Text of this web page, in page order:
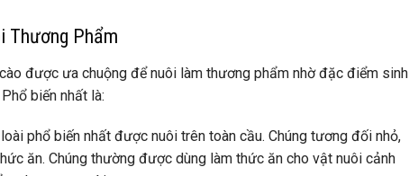
Thương Phẩm
được ưa chuộng để nuôi làm thương phẩm nhờ đặc điểm sinh
biến nhất là:
phổ biến nhất được nuôi trên toàn cầu. Chúng tương đối nhỏ,
ăn. Chúng thường được dùng làm thức ăn cho vật nuôi cảnh